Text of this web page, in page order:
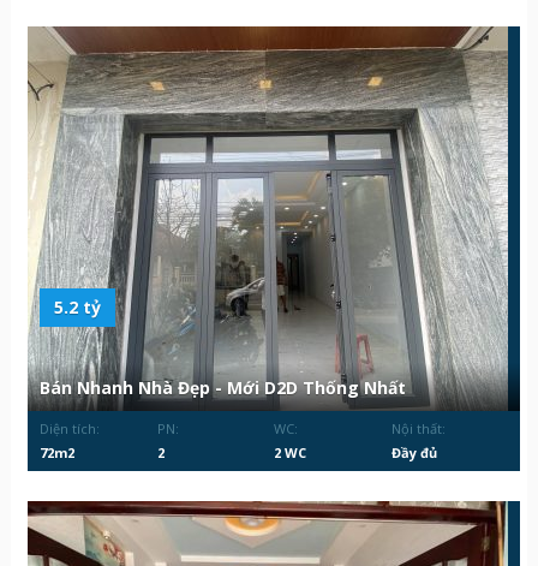
5.2 tỷ
Bán Nhanh Nhà Đẹp - Mới D2D Thống Nhất
Diện tích:
72m2
PN:
2
WC:
2 WC
Nội thất:
Đầy đủ